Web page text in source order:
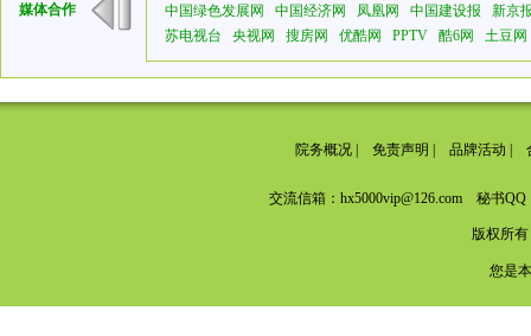
媒体合作
中国绿色发展网
中国经济网 凤凰网 中国建设报
新京
苏电视台
央视网 搜房网 优酷网 PPTV 酷6网 土豆网
院务概况| 免责声明 品牌活动
交流信箱：hx5000vip@126.com 秘书
版权所
您是